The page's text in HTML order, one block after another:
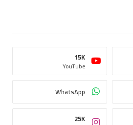
YouTube
15K
WhatsApp
25K